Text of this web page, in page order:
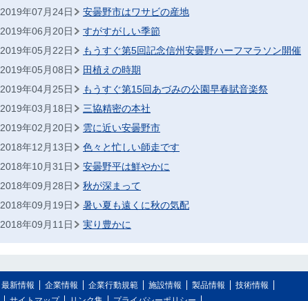
2019年07月24日
安曇野市はワサビの産地
2019年06月20日
すがすがしい季節
2019年05月22日
もうすぐ第5回記念信州安曇野ハーフマラソン開催
2019年05月08日
田植えの時期
2019年04月25日
もうすぐ第15回あづみの公園早春賦音楽祭
2019年03月18日
三協精密の本社
2019年02月20日
雲に近い安曇野市
2018年12月13日
色々と忙しい師走です
2018年10月31日
安曇野平は鮮やかに
2018年09月28日
秋が深まって
2018年09月19日
暑い夏も遠くに秋の気配
2018年09月11日
実り豊かに
最新情報 企業情報 企業行動規範 施設情報 製品情報
技術情報